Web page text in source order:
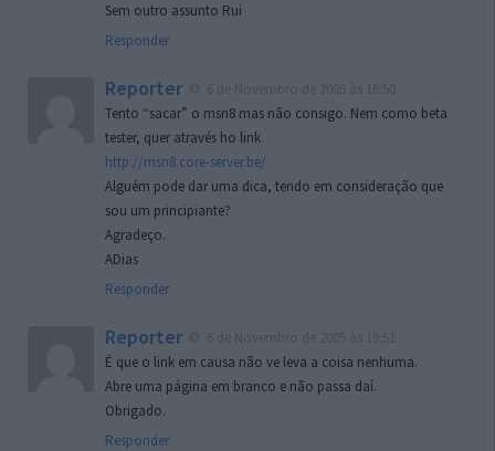
Sem outro assunto Rui
Responder
Reporter
Tento “sacar” o msn8 mas não consigo. Nem como beta
tester, quer através ho link
http://msn8.core-server.be/
Alguém pode dar uma dica, tendo em consideração que
sou um principiante?
Agradeço.
ADias
Responder
Reporter
É que o link em causa não ve leva a coisa nenhuma.
Abre uma página em branco e não passa daí.
Obrigado.
Responder